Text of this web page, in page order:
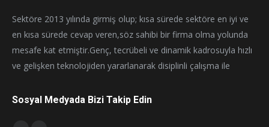
Sektöre 2013 yılında girmiş olup; kısa sürede sektöre en iyi ve
en kısa sürede cevap veren,söz sahibi bir firma olma yolunda
mesafe kat etmiştir.Genç, tecrübeli ve dinamik kadrosuyla hızlı
ve gelişken teknolojiden yararlanarak disiplinli çalışma ile
Sosyal Medyada Bizi Takip Edin